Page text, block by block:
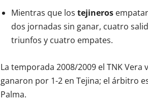
Mientras que los tejineros
dos jornadas sin ganar, cuatro
triunfos y cuatro empates.
La temporada 2008/2009 el TNK
ganaron por 1-2 en Tejina; el árbitro
Palma.